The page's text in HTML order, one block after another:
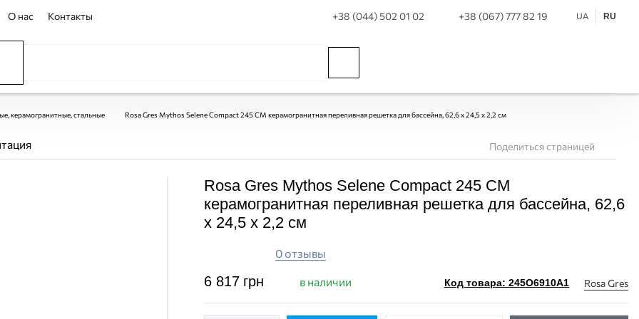
О нас Контакты +38 (044) 502 01 02 +38 (067) 777 82 19 UA RU
керамогранитные, стальные Rosa Gres Mythos Selene Compact 245 CM керамогранитная переливная решетка для бассейна, 62,6 x 24,5 x 2,2 см
Поделиться страницей
Rosa Gres Mythos Selene Compact 245 CM
керамогранитная переливная решетка для бассейна, 62,6
x 24,5 x 2,2 см
0 отзывы
6 817 грн в наличии Код товара: 245O6910A1 Rosa Gres